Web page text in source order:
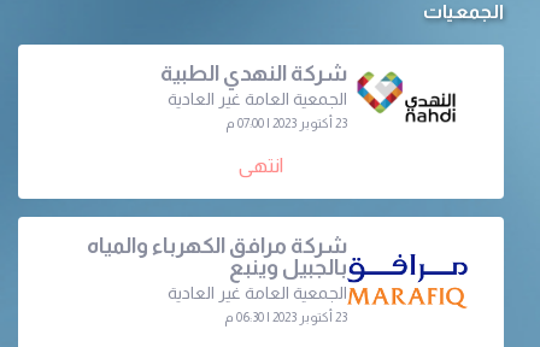
الجمعيات
شركة النهدي الطبية
الجمعية العامة غير العادية
23 أكتوبر 2023 | 07:00 م
انتهى
شركة مرافق الكهرباء والمياه
بالجبيل وينبع
الجمعية العامة غير العادية
23 أكتوبر 2023 | 06:30 م